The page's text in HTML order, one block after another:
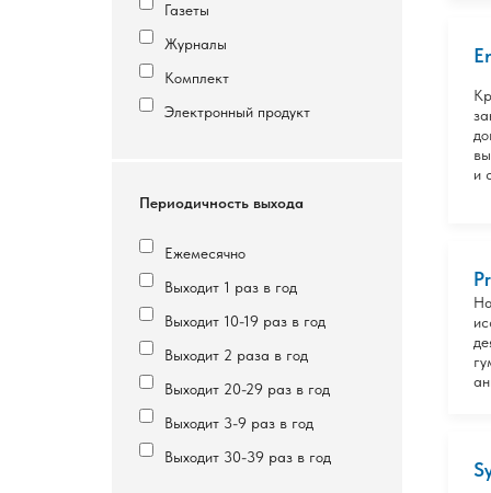
Газеты
Журналы
Комплект
Электронный продукт
Периодичность выхода
Ежемесячно
Выходит 1 раз в год
Выходит 10-19 раз в год
Выходит 2 раза в год
Выходит 20-29 раз в год
Выходит 3-9 раз в год
Выходит 30-39 раз в год
и